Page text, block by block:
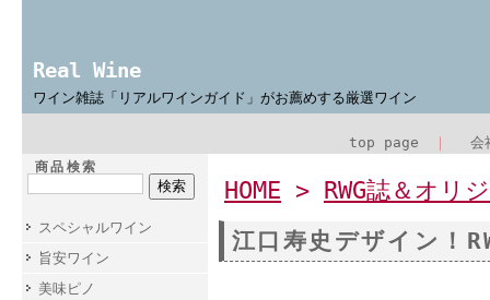
Real Wine
ワイン雑誌「リアルワインガイド」がお薦めする厳選ワイン
top page 会
商品検索
スペシャルワイン
旨安ワイン
美味ピノ
HOME > RWG誌＆オリ
江口寿史デザイン！